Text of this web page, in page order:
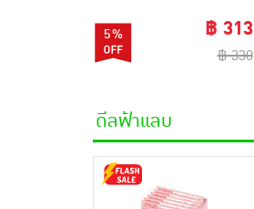
5% ฿ 313
฿ 330
ดีลฟ้าแลบ